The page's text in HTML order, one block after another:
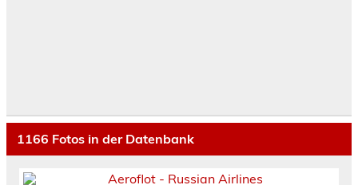
1166 Fotos in der Datenbank